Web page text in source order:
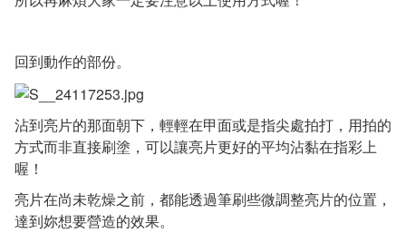
回到動作的部份。
沾到亮片的那面朝下，輕輕在甲面或是指尖處拍打，用拍的
方式而非直接刷塗，可以讓亮片更好的平均沾黏在指彩上
喔！
亮片在尚未乾燥之前，都能透過筆刷些微調整亮片的位置，
達到妳想要營造的效果。